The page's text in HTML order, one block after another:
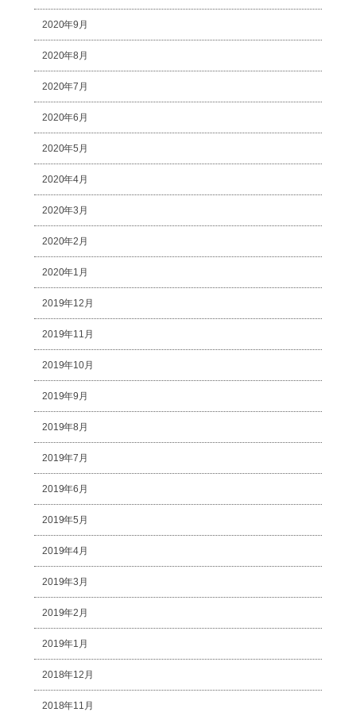
2020年9月
2020年8月
2020年7月
2020年6月
2020年5月
2020年4月
2020年3月
2020年2月
2020年1月
2019年12月
2019年11月
2019年10月
2019年9月
2019年8月
2019年7月
2019年6月
2019年5月
2019年4月
2019年3月
2019年2月
2019年1月
2018年12月
2018年11月